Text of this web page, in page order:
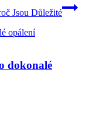
Jsou Důležité
dokonalé